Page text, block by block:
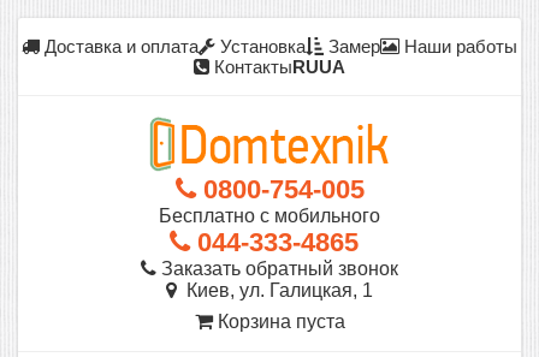
Доставка и оплата Установка Замер
Наши работы
КонтактыRUUA
0800-754-005
Бесплатно с мобильного
044-333-4865
Заказать обратный звонок
Киев, ул. Галицкая, 1
Корзина пуста